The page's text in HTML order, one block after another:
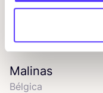
Malinas
Bél­gi­ca